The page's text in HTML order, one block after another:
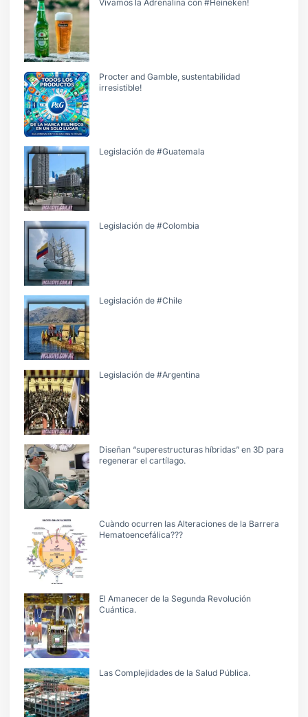
Vivamos la Adrenalina con #Heineken!
Procter and Gamble, sustentabilidad
irresistible!
Legislación de #Guatemala
Legislación de #Colombia
Legislación de #Chile
Legislación de #Argentina
Diseñan “superestructuras híbridas” en 3D para
regenerar el cartílago.
Cuàndo ocurren las Alteraciones de la Barrera
Hematoencefálica???
El Amanecer de la Segunda Revolución
Cuántica.
Las Complejidades de la Salud Pública.